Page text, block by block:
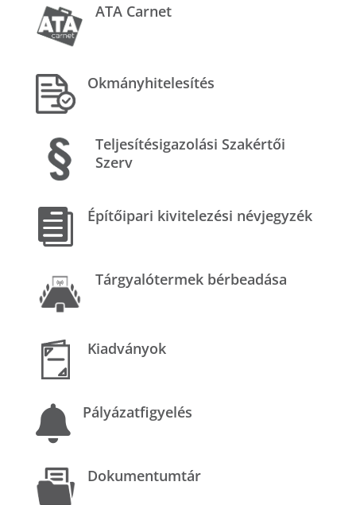
ATA Carnet
Okmányhitelesítés
Teljesítésigazolási Szakértői
Szerv
 Építőipari kivitelezési névjegyzék
Tárgyalótermek bérbeadása
Kiadványok
 Pályázatfigyelés
Dokumentumtár